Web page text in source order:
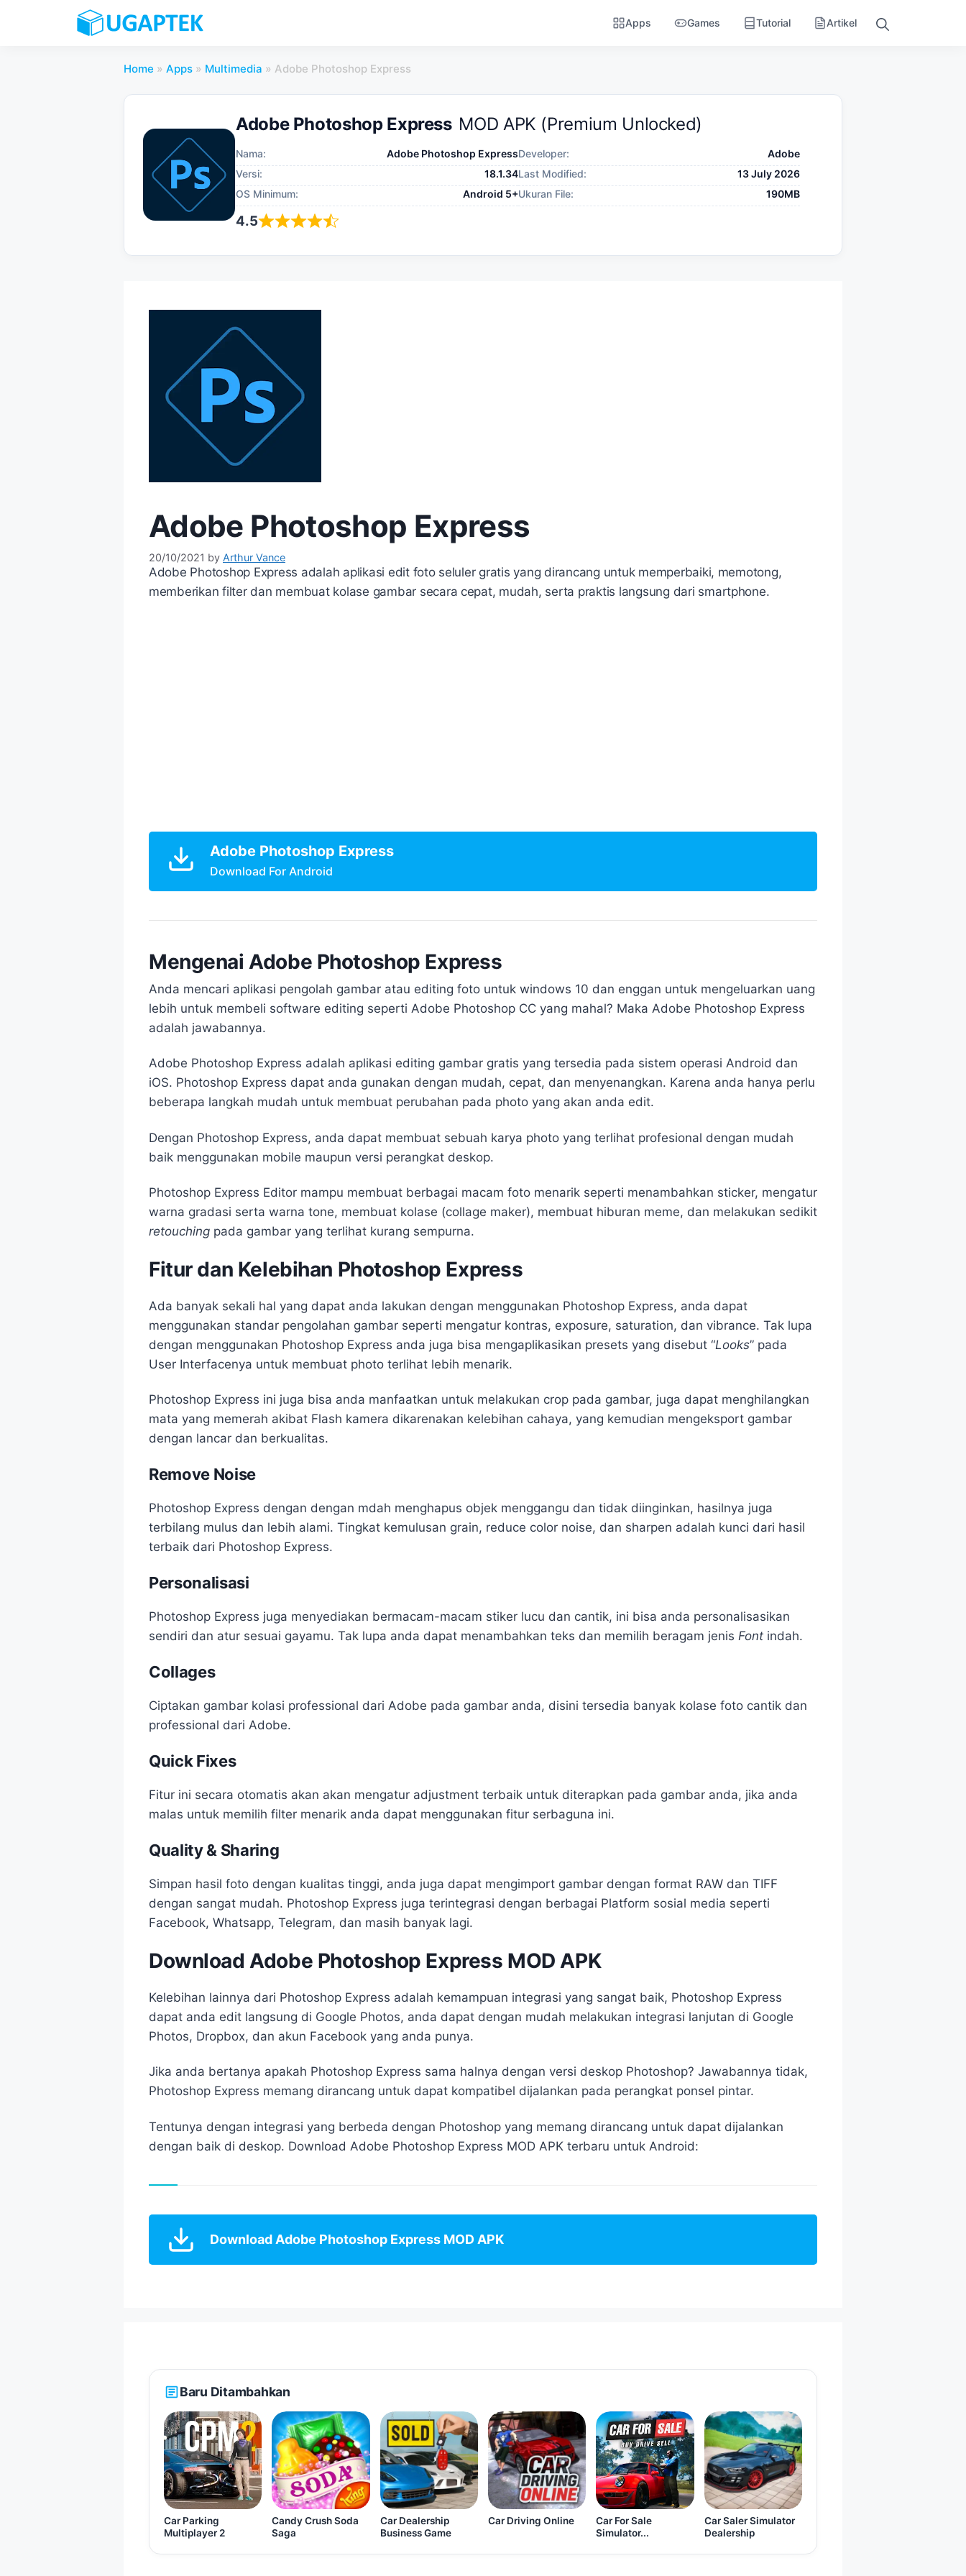
Apps Games Tutorial Artikel
Home » Apps » Multimedia » Adobe Photoshop Express
Adobe Photoshop Express MOD APK (Premium Unlocked)
Nama: Adobe Photoshop ExpressDeveloper:
Adobe
Versi:
18.1.34Last Modified:
13 July 2026
OS Minimum:
Android 5+Ukuran File: 190MB
4.5
Adobe Photoshop Express
20/10/2021 by Arthur Vance
Adobe Photoshop Express adalah aplikasi edit foto seluler gratis yang dirancang untuk memperbaiki, memotong,
memberikan filter dan membuat kolase gambar secara cepat, mudah, serta praktis langsung dari smartphone.
Adobe Photoshop Express
Download For Android
Mengenai Adobe Photoshop Express
Anda mencari aplikasi pengolah gambar atau editing foto untuk windows 10 dan enggan untuk mengeluarkan uang
lebih untuk membeli software editing seperti Adobe Photoshop CC yang mahal? Maka Adobe Photoshop Express
adalah jawabannya.
Adobe Photoshop Express adalah aplikasi editing gambar gratis yang tersedia pada sistem operasi Android dan
iOS. Photoshop Express dapat anda gunakan dengan mudah, cepat, dan menyenangkan. Karena anda hanya perlu
beberapa langkah mudah untuk membuat perubahan pada photo yang akan anda edit.
Dengan Photoshop Express, anda dapat membuat sebuah karya photo yang terlihat profesional dengan mudah
baik menggunakan mobile maupun versi perangkat deskop.
Photoshop Express Editor mampu membuat berbagai macam foto menarik seperti menambahkan sticker, mengatur
warna gradasi serta warna tone, membuat kolase (collage maker), membuat hiburan meme, dan melakukan sedikit
retouching pada gambar yang terlihat kurang sempurna.
Fitur dan Kelebihan Photoshop Express
Ada banyak sekali hal yang dapat anda lakukan dengan menggunakan Photoshop Express, anda dapat
menggunakan standar pengolahan gambar seperti mengatur kontras, exposure, saturation, dan vibrance. Tak lupa
dengan menggunakan Photoshop Express anda juga bisa mengaplikasikan presets yang disebut “Looks” pada
User Interfacenya untuk membuat photo terlihat lebih menarik.
Photoshop Express ini juga bisa anda manfaatkan untuk melakukan crop pada gambar, juga dapat menghilangkan
mata yang memerah akibat Flash kamera dikarenakan kelebihan cahaya, yang kemudian mengeksport gambar
dengan lancar dan berkualitas.
Remove Noise
Photoshop Express dengan dengan mdah menghapus objek menggangu dan tidak diinginkan, hasilnya juga
terbilang mulus dan lebih alami. Tingkat kemulusan grain, reduce color noise, dan sharpen adalah kunci dari hasil
terbaik dari Photoshop Express.
Personalisasi
Photoshop Express juga menyediakan bermacam-macam stiker lucu dan cantik, ini bisa anda personalisasikan
sendiri dan atur sesuai gayamu. Tak lupa anda dapat menambahkan teks dan memilih beragam jenis Font indah.
Collages
Ciptakan gambar kolasi professional dari Adobe pada gambar anda, disini tersedia banyak kolase foto cantik dan
professional dari Adobe.
Quick Fixes
Fitur ini secara otomatis akan akan mengatur adjustment terbaik untuk diterapkan pada gambar anda, jika anda
malas untuk memilih filter menarik anda dapat menggunakan fitur serbaguna ini.
Quality & Sharing
Simpan hasil foto dengan kualitas tinggi, anda juga dapat mengimport gambar dengan format RAW dan TIFF
dengan sangat mudah. Photoshop Express juga terintegrasi dengan berbagai Platform sosial media seperti
Facebook, Whatsapp, Telegram, dan masih banyak lagi.
Download Adobe Photoshop Express MOD APK
Kelebihan lainnya dari Photoshop Express adalah kemampuan integrasi yang sangat baik, Photoshop Express
dapat anda edit langsung di Google Photos, anda dapat dengan mudah melakukan integrasi lanjutan di Google
Photos, Dropbox, dan akun Facebook yang anda punya.
Jika anda bertanya apakah Photoshop Express sama halnya dengan versi deskop Photoshop? Jawabannya tidak,
Photoshop Express memang dirancang untuk dapat kompatibel dijalankan pada perangkat ponsel pintar.
Tentunya dengan integrasi yang berbeda dengan Photoshop yang memang dirancang untuk dapat dijalankan
dengan baik di deskop. Download Adobe Photoshop Express MOD APK terbaru untuk Android:
Download Adobe Photoshop Express MOD APK
Baru Ditambahkan
Car Parking
Multiplayer 2
Candy Crush Soda
Saga
Car Dealership
Business Game
Car Driving Online
Car For Sale
Simulator...
Car Saler Simulator
Dealership